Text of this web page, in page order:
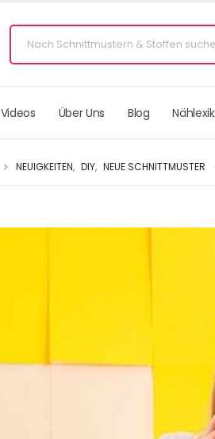
Videos Über Uns Blog
NEUIGKEITEN, DIY, NEUE SCHNITTMUSTER